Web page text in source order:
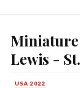
Lewis -
USA 2022